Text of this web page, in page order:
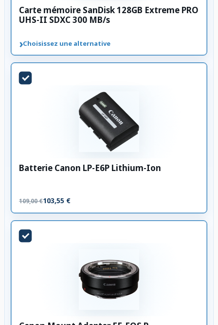
Carte mémoire SanDisk 128GB Extreme PRO
UHS-II SDXC 300 MB/s
›Choisissez une alternative
Batterie Canon LP-E6P Lithium-Ion
109,00 €103,55 €